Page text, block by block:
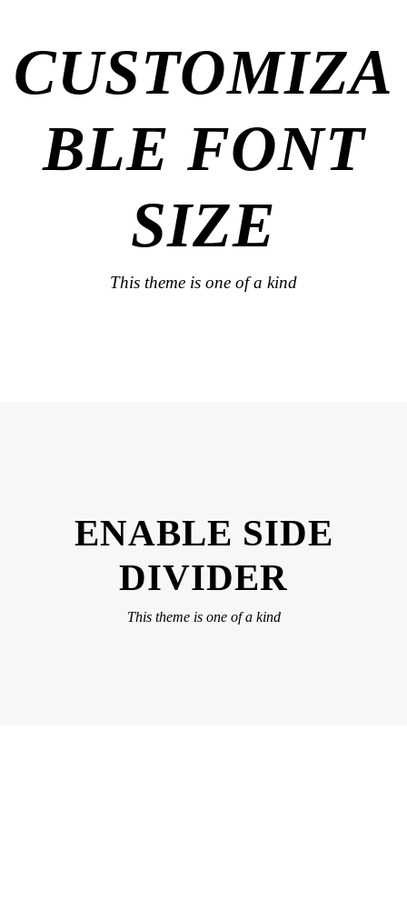
CUSTOMIZA
BLE FONT
SIZE
This theme is one of a kind
ENABLE SIDE
DIVIDER
This theme is one of a kind